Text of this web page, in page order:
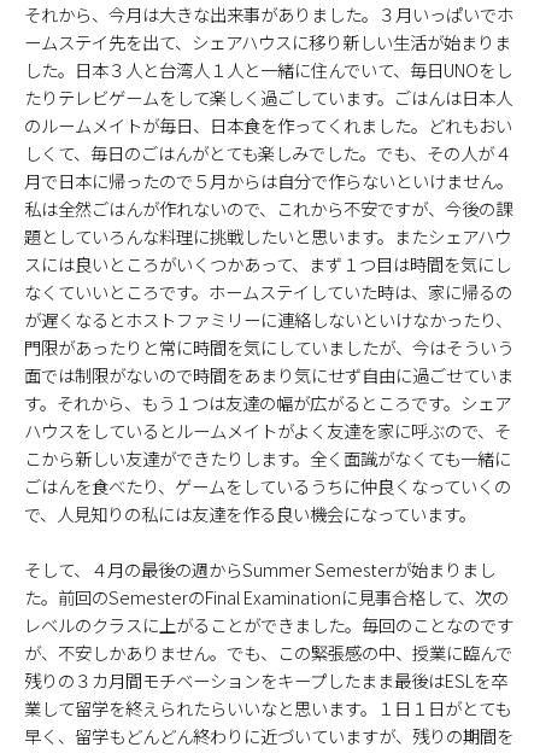
それから、今月は大きな出来事がありました。３月いっぱいでホ
ームステイ先を出て、シェアハウスに移り新しい生活が始まりま
した。日本３人と台湾人１人と一緒に住んでいて、毎日UNOをし
たりテレビゲームをして楽しく過ごしています。ごはんは日本人
のルームメイトが毎日、日本食を作ってくれました。どれもおい
しくて、毎日のごはんがとても楽しみでした。でも、その人が４
月で日本に帰ったので５月からは自分で作らないといけません。
私は全然ごはんが作れないので、これから不安ですが、今後の課
題としていろんな料理に挑戦したいと思います。またシェアハウ
スには良いところがいくつかあって、まず１つ目は時間を気にし
なくていいところです。ホームステイしていた時は、家に帰るの
が遅くなるとホストファミリーに連絡しないといけなかったり、
門限があったりと常に時間を気にしていましたが、今はそういう
面では制限がないので時間をあまり気にせず自由に過ごせていま
す。それから、もう１つは友達の幅が広がるところです。シェア
ハウスをしているとルームメイトがよく友達を家に呼ぶので、そ
こから新しい友達ができたりします。全く面識がなくても一緒に
ごはんを食べたり、ゲームをしているうちに仲良くなっていくの
で、人見知りの私には友達を作る良い機会になっています。
そして、４月の最後の週からSummer Semesterが始まりまし
た。前回のSemesterのFinal Examinationに見事合格して、次の
レベルのクラスに上がることができました。毎回のことなのです
が、不安しかありません。でも、この緊張感の中、授業に臨んで
残りの３カ月間モチベーションをキープしたまま最後はESLを卒
業して留学を終えられたらいいなと思います。１日１日がとても
早く、留学もどんどん終わりに近づいていますが、残りの期間を